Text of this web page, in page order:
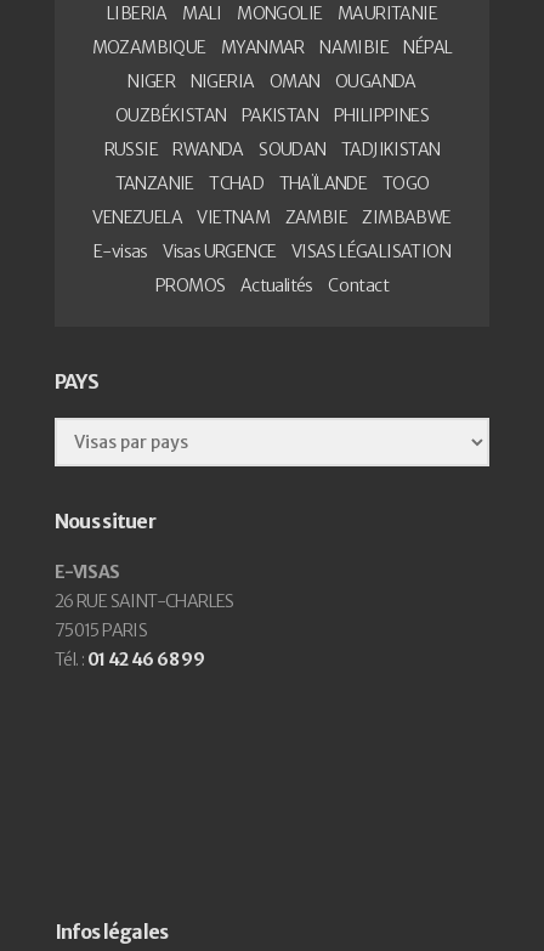
LIBERIA
MALI MONGOLIE
MAURITANIE
MOZAMBIQUE
MYANMAR NAMIBIE
NÉPAL
NIGER
NIGERIA OMAN
OUGANDA
OUZBÉKISTAN
PAKISTAN
PHILIPPINES
RUSSIE
RWANDA SOUDAN
TADJIKISTAN
TANZANIE
TCHAD THAÏLANDE
TOGO
VENEZUELA
VIETNAM ZAMBIE
ZIMBABWE
E-visas
Visas URGENCE
VISAS LÉGALISATION
PROMOS
Actualités Contact
PAYS
Nous situer
E-VISAS
26 RUE SAINT-CHARLES
75015 PARIS
Tél. : 01 42 46 68 99
Infos légales